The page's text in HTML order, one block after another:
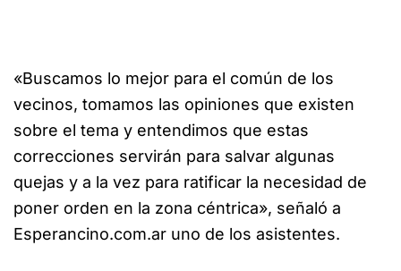
«Buscamos lo mejor para el común de los
vecinos, tomamos las opiniones que existen
sobre el tema y entendimos que estas
correcciones servirán para salvar algunas
quejas y a la vez para ratificar la necesidad de
poner orden en la zona céntrica», señaló a
Esperancino.com.ar uno de los asistentes.